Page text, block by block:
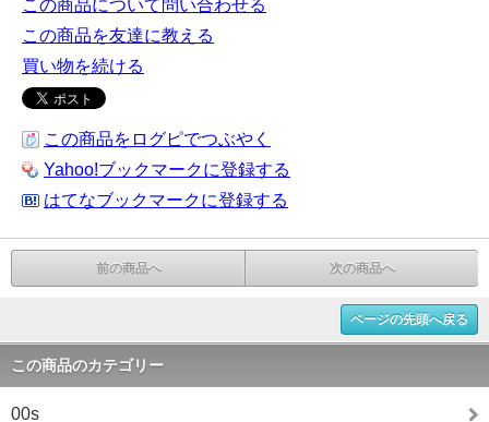
この商品について問い合わせる
この商品を友達に教える
買い物を続ける
この商品をログピでつぶやく
Yahoo!ブックマークに登録する
はてなブックマークに登録する
前の商品へ 次の商品へ
ページの先頭へ戻る
この商品のカテゴリー
00s